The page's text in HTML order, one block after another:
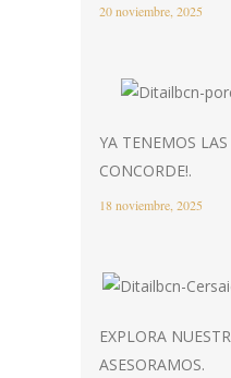
20 noviembre, 2025
YA TENEMOS
CONCORDE!.
18 noviembre, 2025
EXPLORA
ASESORAMOS.